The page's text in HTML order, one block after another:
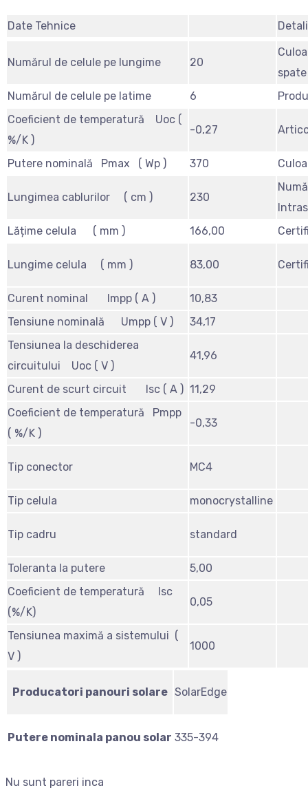
Date Tehnice
Numărul de celule pe lungime 20
spate
Numărul de celule pe latime
6
Coeficient de temperatură Uoc (
%/K )
-0,27
Putere nominală Pmax ( Wp ) 370
Lungimea cablurilor ( cm ) 230
Lățime celula ( mm )
166,00
Lungime celula ( mm ) 83,00
Curent nominal Impp ( A )
10,83
Tensiune nominală Umpp ( V )
34,17
Tensiunea la deschiderea
circuitului Uoc ( V )
41,96
Curent de scurt circuit Isc ( A ) 11,29
Coeficient de temperatură Pmpp
( %/K )
-0,33
Tip conector MC4
Tip celula monocrystalline
Tip cadru standard
Toleranta la putere
5,00
Coeficient de temperatură Isc
(%/K)
0,05
Tensiunea maximă a sistemului (
V )
1000
Producatori panouri solare SolarEdge
Putere nominala panou solar 335-394
Nu sunt pareri inca